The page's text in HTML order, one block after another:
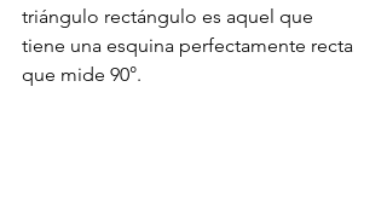
triángulo rectángulo es aquel que
tiene una esquina perfectamente recta
que mide 90°.